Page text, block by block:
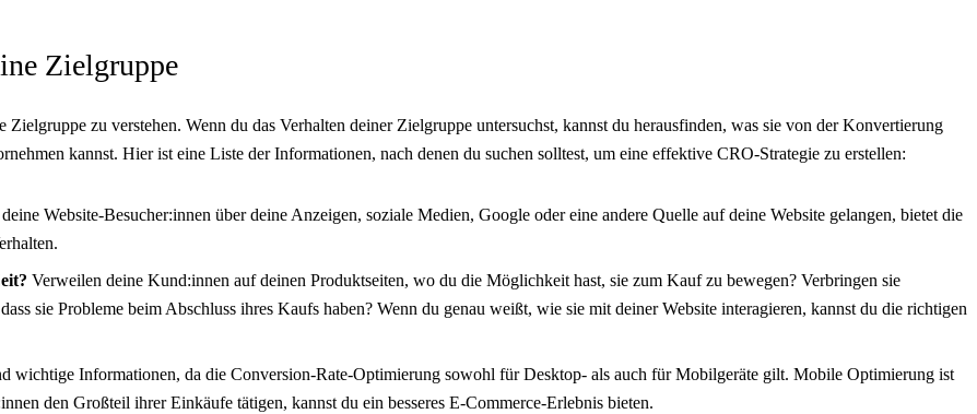
Zielgruppe
zu verstehen. Wenn du das Verhalten deiner Zielgruppe untersuchst, kannst du herausfinden, was sie von der Konvertierung
kannst. Hier ist eine Liste der Informationen, nach denen du suchen solltest, um eine effektive CRO-Strategie zu erstellen:
Website-Besucher:innen über deine Anzeigen, soziale Medien, Google oder eine andere Quelle auf deine Website gelangen, bietet die
Verweilen deine Kund:innen auf deinen Produktseiten, wo du die Möglichkeit hast, sie zum Kauf zu bewegen? Verbringen sie
sie Probleme beim Abschluss ihres Kaufs haben? Wenn du genau weißt, wie sie mit deiner Website interagieren, kannst du die richtigen
wichtige Informationen, da die Conversion-Rate-Optimierung sowohl für Desktop- als auch für Mobilgeräte gilt. Mobile Optimierung ist
den Großteil ihrer Einkäufe tätigen, kannst du ein besseres E-Commerce-Erlebnis bieten.